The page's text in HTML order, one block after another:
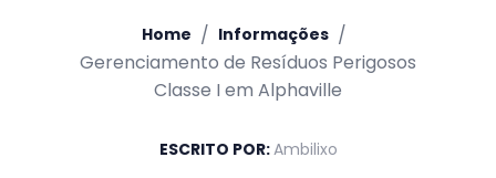
Home / Informações /
Gerenciamento de Resíduos Perigosos
Classe I em Alphaville
ESCRITO POR:Ambilixo